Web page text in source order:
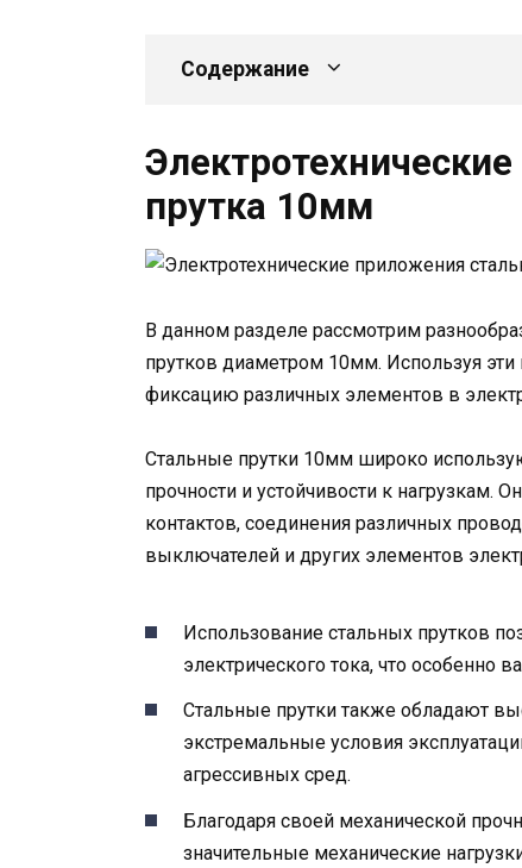
Содержание
прутка 10мм
В данном разделе рассмотрим
прутков диаметром 10мм. Используя
фиксацию различных элементов в
Стальные прутки 10мм широко
прочности и устойчивости к нагрузкам.
контактов, соединения различных
выключателей и других элементов
Использование стальных прутков
электрического тока, что особенно
Стальные прутки также обладают
экстремальные условия
агрессивных сред.
Благодаря своей механической
значительные механические